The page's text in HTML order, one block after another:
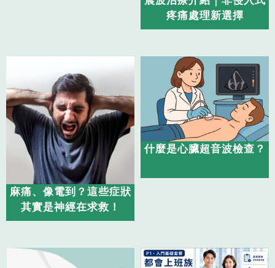
疼痛處理新選擇
麻痛、像電到？這些症狀
其實是神經在求救！
什麼是心臟超音波檢查？